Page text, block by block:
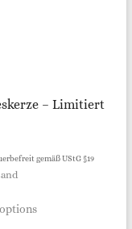
– Limitiert
gemäß UStG §19